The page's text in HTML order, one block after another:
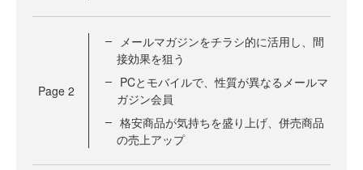
Page 2
メールマガジンをチラシ的に活用し、間
接効果を狙う
PCとモバイルで、性質が異なるメールマ
ガジン会員
格安商品が気持ちを盛り上げ、併売商品
の売上アップ